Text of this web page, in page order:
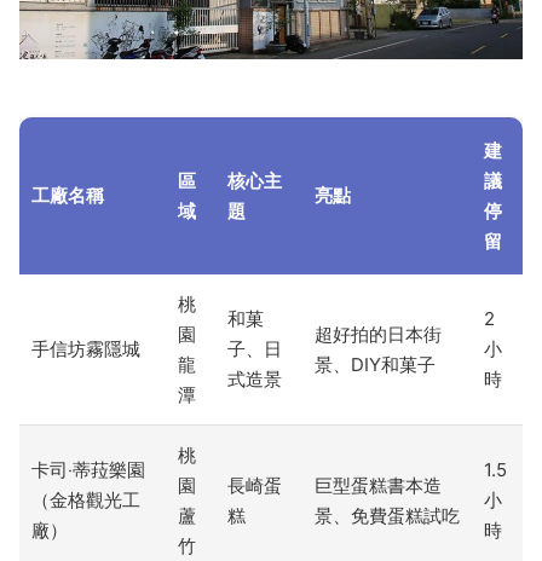
工廠名稱
區
域
核心主
題
亮點
建
議
停
留
手信坊霧隱城
桃
園
龍
潭
和菓
子、日
式造景
超好拍的日本街
景、DIY和菓子
2
小
時
卡司‧蒂菈樂園
（金格觀光工
廠）
桃
園
蘆
竹
長崎蛋
糕
巨型蛋糕書本造
景、免費蛋糕試吃
1.5
小
時